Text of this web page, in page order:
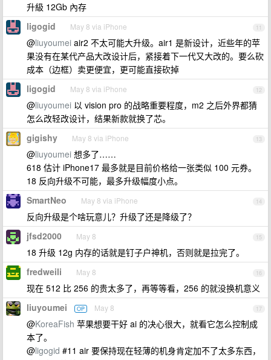
升級 12Gb 內存
11
ligogid May 8 via iPhone
@liuyoumei air2 不太可能大升级。air1 是新设计，近些年的苹
果没有在某代产品大改设计后，紧接着下一代又大改的。要么砍
成本（边框）卖更便宜，更可能直接砍掉
12
ligogid May 8 via iPhone
@liuyoumei 以 vision pro 的战略重要程度，m2 之后外界都猜
怎么改轻改设计，结果新款就换了芯。
13
gigishy May 8 via iPhone
@liuyoumei 想多了……
618 估计 iPhone17 最多就是目前价格给一张类似 100 元券。
18 反向升级不可能，最多升级幅度小点。
14
SmartNeo May 8 via iPhone
反向升级是个啥玩意儿？升级了还是降级了？
15
jfsd2000 May 8
18 升级 12g 内存的话就是钉子户神机，否则就是拉完了。
16
fredweili May 8
现在 512 比 256 的贵太多了，再等等看，256 的就没换机意义
17
liuyoumei OP May 8
@KoreaFish 苹果想要干好 ai 的决心很大，就看它怎么控制成
本了。
@ligogid #11 air 要保持现在轻薄的机身肯定加不了太多东西，